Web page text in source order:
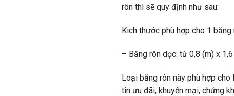
rôn thì sẽ quy định như sau:
Kich thước phù hợp cho 1 băng
– Băng rôn dọc: từ 0,8 (m) x
Loại băng rôn này phù hợp
tin ưu đãi, khuyến mại, chứng